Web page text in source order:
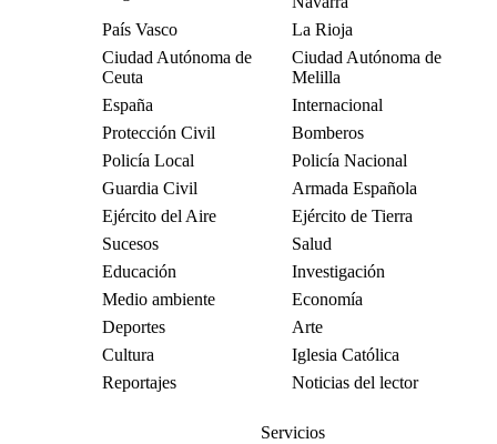
País Vasco
La Rioja
Ciudad Autónoma de
Ceuta
Ciudad Autónoma de
Melilla
España
Internacional
Protección Civil
Bomberos
Policía Local
Policía Nacional
Guardia Civil
Armada Española
Ejército del Aire
Ejército de Tierra
Sucesos
Salud
Educación
Investigación
Medio ambiente
Economía
Deportes
Arte
Cultura
Iglesia Católica
Reportajes
Noticias del lector
Servicios